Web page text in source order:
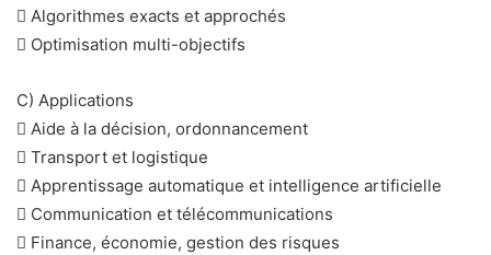
 Algorithmes exacts et approchés
 Optimisation multi-objectifs
C) Applications
 Aide à la décision, ordonnancement
 Transport et logistique
 Apprentissage automatique et intelligence artificielle
 Communication et télécommunications
 Finance, économie, gestion des risques